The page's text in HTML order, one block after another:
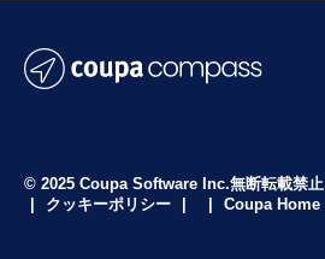
© 2025 Coupa Software Inc.無断転載禁止
クッキーポリシー Coupa Home